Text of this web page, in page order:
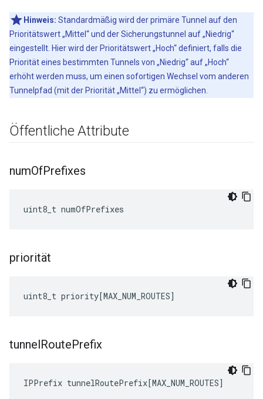
Hinweis: Standardmäßig wird der primäre Tunnel auf den
Prioritätswert „Mittel“ und der Sicherungstunnel auf „Niedrig“
eingestellt. Hier wird der Prioritätswert „Hoch“ definiert, falls die
Priorität eines bestimmten Tunnels von „Niedrig“ auf „Hoch“
erhöht werden muss, um einen sofortigen Wechsel vom anderen
Tunnelpfad (mit der Priorität „Mittel“) zu ermöglichen.
Öffentliche Attribute
numOfPrefixes
uint8_t numOfPrefixes
priorität
uint8_t priority[MAX_NUM_ROUTES]
tunnelRoutePrefix
IPPrefix tunnelRoutePrefix[MAX_NUM_ROUTES]